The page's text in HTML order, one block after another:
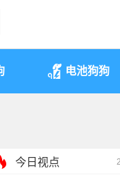
电池狗狗
今日视点
享界G9测试被质疑AI合成 实拍
马斯克：需求增速是供应的10倍